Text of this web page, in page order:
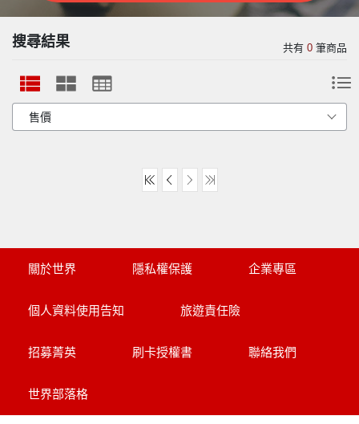
二人成行
搜尋結果 共有 0 筆商品
關於世界 隱私權保護 企業專區
個人資料使用告知 旅遊責任險
招募菁英 刷卡授權書 聯絡我們
世界部落格